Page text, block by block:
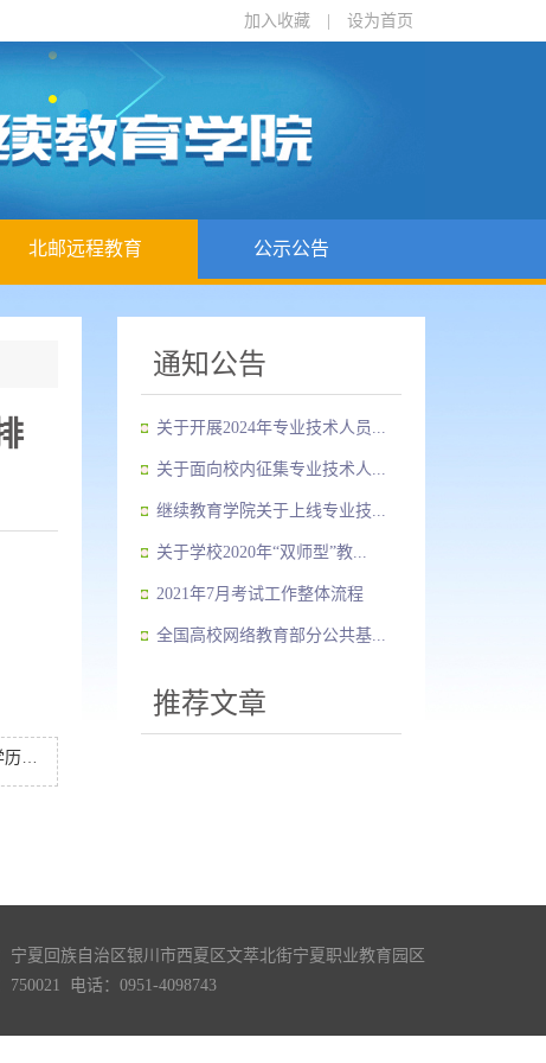
加入收藏 设为首页
北邮远程教育 公示公告
定
通知公告
关于开展2024年专业技术人员...
关于面向校内征集专业技术人...
继续教育学院关于上线专业技...
关于学校2020年“双师型”教...
2021年7月考试工作整体流程
全国高校网络教育部分公共基...
推荐文章
宁夏回族自治区银川市西夏区文萃北街宁夏职业教育园区
750021 电话：0951-4098743